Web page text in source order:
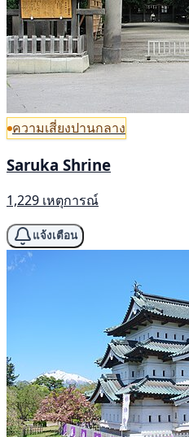
ความเสี่ยงปานกลาง
Saruka Shrine
1,229 เหตุการณ์
แจ้งเตือน